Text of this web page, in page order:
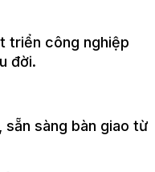
triển công nghiệp
đời.
sẵn sàng bàn giao từ